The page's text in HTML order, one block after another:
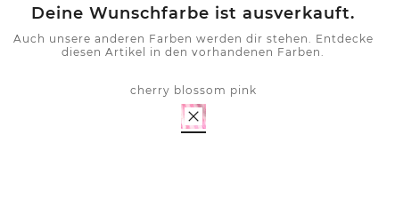
Deine Wunschfarbe ist ausverkauft.
Auch unsere anderen Farben werden dir stehen. Entdecke
diesen Artikel in den vorhandenen Farben.
cherry blossom pink